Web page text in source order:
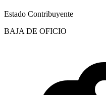
Estado Contribuyente
BAJA DE OFICIO